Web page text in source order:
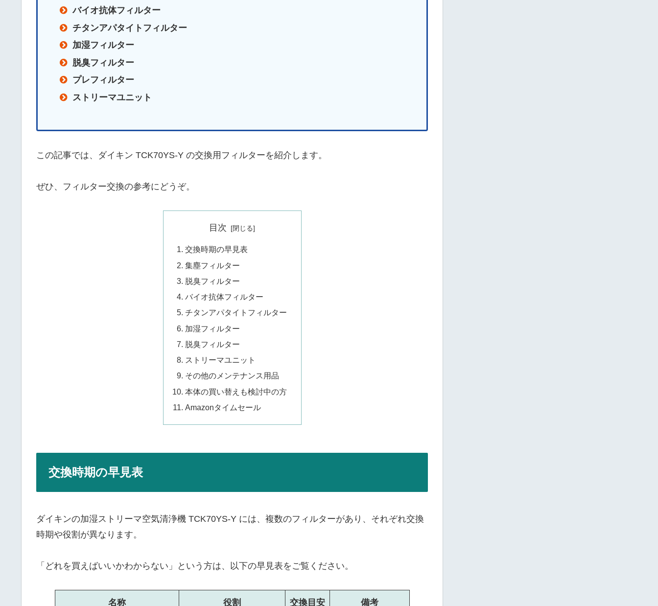
バイオ抗体フィルター
チタンアパタイトフィルター
加湿フィルター
脱臭フィルター
プレフィルター
ストリーマユニット
この記事では、ダイキン TCK70YS-Y の交換用フィルターを紹介します。
ぜひ、フィルター交換の参考にどうぞ。
目次
交換時期の早見表
集塵フィルター
脱臭フィルター
バイオ抗体フィルター
チタンアパタイトフィルター
加湿フィルター
脱臭フィルター
ストリーマユニット
その他のメンテナンス用品
本体の買い替えも検討中の方
Amazonタイムセール
交換時期の早見表
ダイキンの加湿ストリーマ空気清浄機 TCK70YS-Y には、複数のフィルターがあり、それぞれ交換
時期や役割が異なります。
「どれを買えばいいかわからない」という方は、以下の早見表をご覧ください。
名称 役割 交換目安 備考